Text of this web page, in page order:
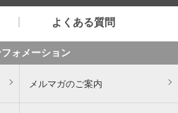
よくある質問
ォメーション
メルマガのご案内